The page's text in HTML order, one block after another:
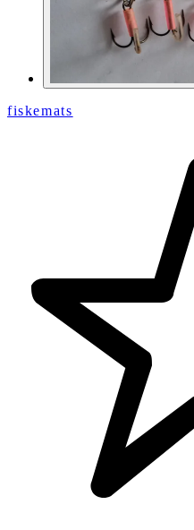
fiskemats